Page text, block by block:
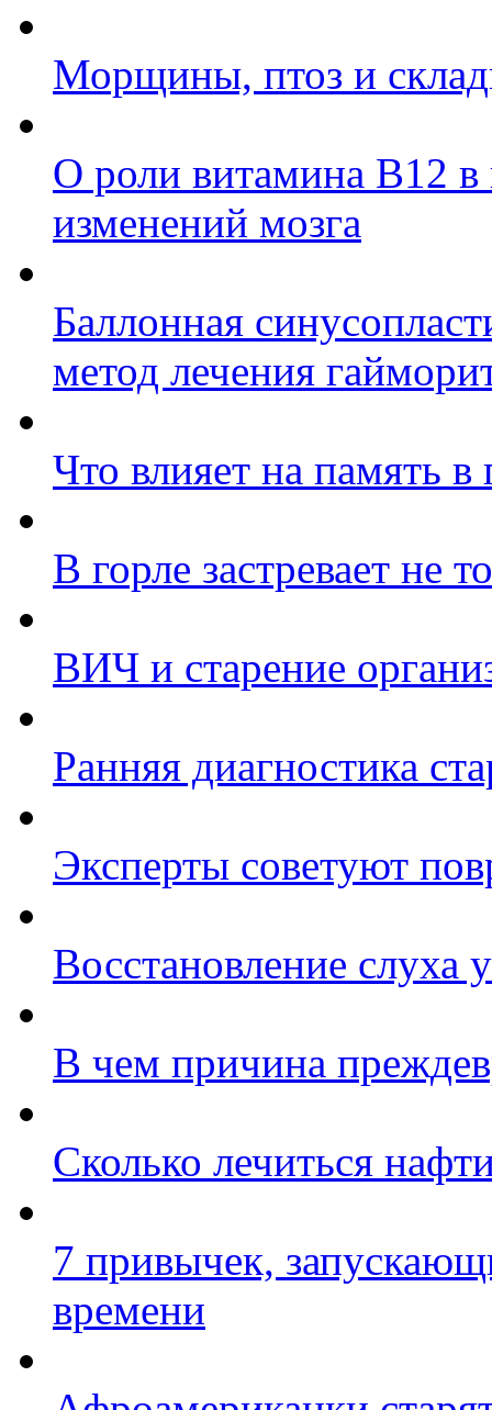
Морщины, птоз и
О роли витамина B12 в
изменений мозга
Баллонная
метод лечения
Что влияет на память
В горле застревает не
ВИЧ и старение
Ранняя диагностика
Эксперты советуют
Восстановление
В чем причина
Сколько лечиться
7 привычек,
времени